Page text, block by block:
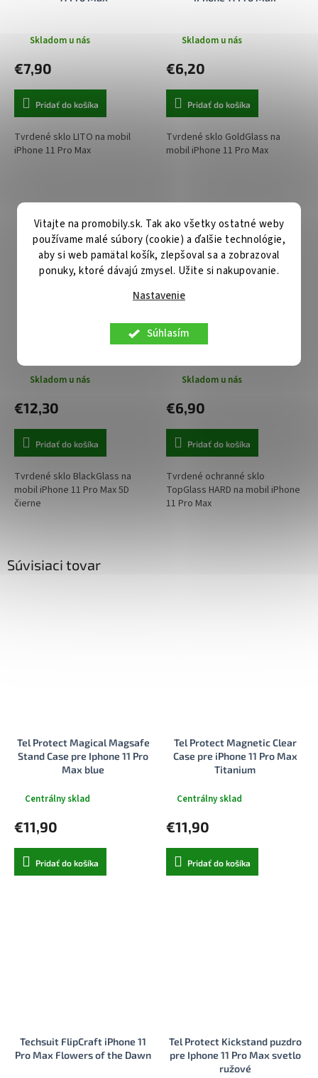
Vitajte na promobily.sk. Tak ako všetky ostatné weby
používame malé súbory (cookie) a ďalšie technológie,
aby si web pamätal košík, zlepšoval sa a zobrazoval
ponuky, ktoré dávajú zmysel. Užite si nakupovanie.
Nastavenie
Súhlasím
Súvisiaci tovar
Tel Protect Magical Magsafe
Stand Case pre Iphone 11 Pro
Max blue
Centrálny sklad
€11,90
Pridať do košíka
Tel Protect Magnetic Clear
Case pre iPhone 11 Pro Max
Titanium
Centrálny sklad
€11,90
Pridať do košíka
Techsuit FlipCraft iPhone 11
Pro Max Flowers of the Dawn
Tel Protect Kickstand puzdro
pre Iphone 11 Pro Max svetlo
ružové
Skladom u nás
€7,90
Pridať do košíka
Tvrdené sklo LITO na mobil
iPhone 11 Pro Max
Skladom u nás
€6,20
Pridať do košíka
Tvrdené sklo GoldGlass na
mobil iPhone 11 Pro Max
–21 %
Tvrdené sklo BlackGlass na
iPhone 11 Pro Max 5D čierne
Skladom u nás
€12,30
Pridať do košíka
Tvrdené sklo BlackGlass na
mobil iPhone 11 Pro Max 5D
čierne
Tvrdené sklo TopGlass HARD
na iPhone 11 Pro Max
Skladom u nás
€6,90
Pridať do košíka
Tvrdené ochranné sklo
TopGlass HARD na mobil iPhone
11 Pro Max